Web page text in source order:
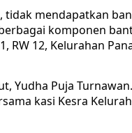
tidak mendapatkan
komponen
RW 12, Kelurahan
Yudha Puja
kasi Kesra